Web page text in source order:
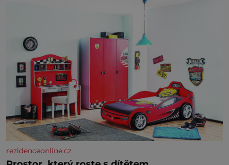
zombie není nic nemožného ani v naší přírodě.
rezidenceonline.cz